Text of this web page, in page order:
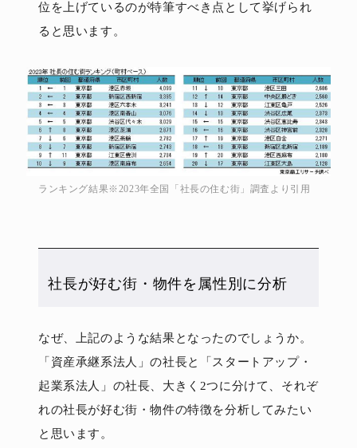
位を上げているのが特筆すべき点として挙げられ
ると思います。
ランキング結果※2023年全国「社長の住む街」調査より引用
社長が好む街・物件を属性別に分析
なぜ、上記のような結果となったのでしょうか。
「資産承継系法人」の社長と「スタートアップ・
起業系法人」の社長、大きく2つに分けて、それぞ
れの社長が好む街・物件の特徴を分析してみたい
と思います。